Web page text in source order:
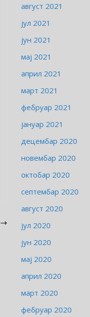
август 2021
јул 2021
јун 2021
мај 2021
април 2021
март 2021
фебруар 2021
јануар 2021
децембар 2020
новембар 2020
октобар 2020
септембар 2020
август 2020
јул 2020
јун 2020
мај 2020
април 2020
март 2020
фебруар 2020